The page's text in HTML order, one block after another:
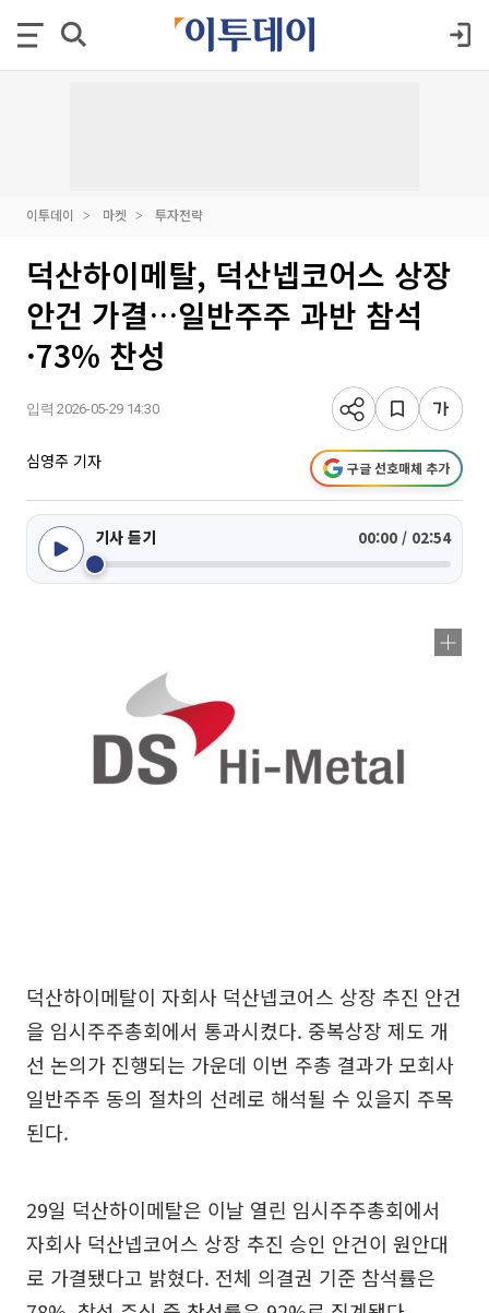
이투데이 마켓 투자전략
덕산하이메탈, 덕산넵코어스 상장
안건 가결…일반주주 과반 참석
·73% 찬성
입력 2026-05-29 14:30
심영주 기자 구글 선호매체 추가
기사 듣기 00:00 / 02:54
덕산하이메탈이 자회사 덕산넵코어스 상장 추진 안건
을 임시주주총회에서 통과시켰다. 중복상장 제도 개
선 논의가 진행되는 가운데 이번 주총 결과가 모회사
일반주주 동의 절차의 선례로 해석될 수 있을지 주목
된다.
29일 덕산하이메탈은 이날 열린 임시주주총회에서
자회사 덕산넵코어스 상장 추진 승인 안건이 원안대
로 가결됐다고 밝혔다. 전체 의결권 기준 참석률은